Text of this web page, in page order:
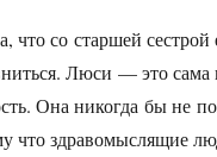
что со старшей сестрой
Люси — это сама
Она никогда бы не
что здравомыслящие